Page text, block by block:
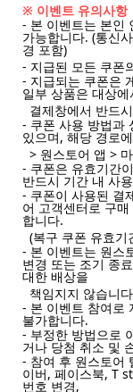
※ 이벤트 유의사항
- 본 이벤트는 본인
가능합니다. (통신
경 포함)
- 지급된 모든 쿠폰
- 지급되는 쿠폰은
일부 상품은 대상
결제창에서 반드
- 쿠폰 사용 방법과
있으며, 해당 경로
> 원스토어 앱 >
- 쿠폰은 유효기간
반드시 기간 내 사
- 쿠폰이 사용된 결
어 고객센터로 구
합니다.
(복구 쿠폰 유효기
- 본 이벤트는 원스
변경 또는 조기 종
대한 배상을
책임지지 않습니
- 본 이벤트 참여로
불가합니다.
- 부정한 방법으로
거나 당첨 취소 및
- 참여 후 원스토어
이버, 페이스북, T
번호 변경,